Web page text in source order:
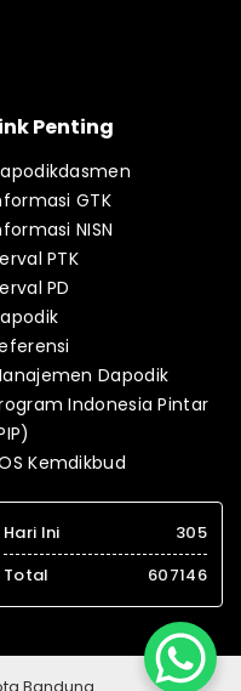
Penting
GTK
NISN
PTK
PD
Dapodik
Indonesia Pintar
Kemdikbud
Hari Ini
305
Total
607146